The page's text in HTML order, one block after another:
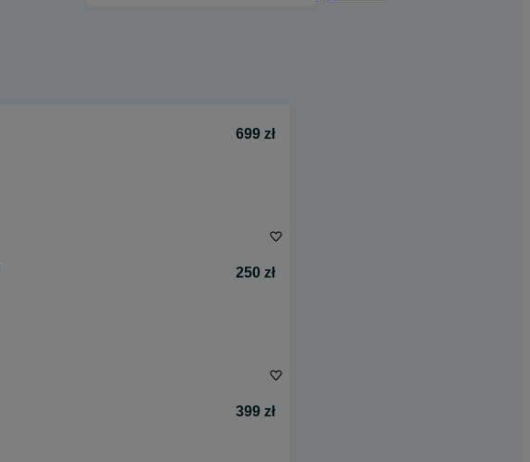
699 zł
250 zł
399 zł